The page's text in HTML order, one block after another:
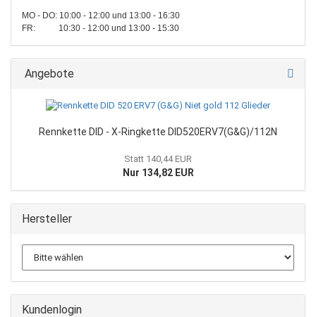
MO - DO: 10:00 - 12:00 und 13:00 - 16:30
FR: 10:30 - 12:00 und 13:00 - 15:30
Angebote
Rennkette DID - X-Ringkette DID520ERV7(G&G)/112N
Statt 140,44 EUR
Nur 134,82 EUR
Hersteller
Kundenlogin